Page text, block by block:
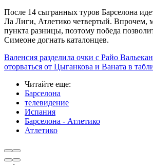
После 14 сыгранных туров Барселона
Ла Лиги, Атлетико четвертый.
пункта разницы, поэтому победа
Симеоне догнать каталонцев.
Валенсия разделила очки с Райо
оторваться от Цыганкова и Ваната в
Читайте еще:
Барселона
телевидение
Испания
Барселона - Атлетико
Атлетико